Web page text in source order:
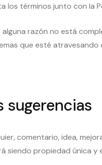
los términos junto con la
alguna razón no está
que esté
sugerencias
comentario, idea,
siendo propiedad única y